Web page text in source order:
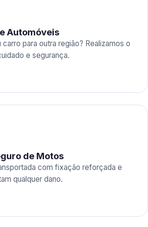
Automóveis
para outra região? Realizamos o
e segurança.
de Motos
com fixação reforçada e
qualquer dano.